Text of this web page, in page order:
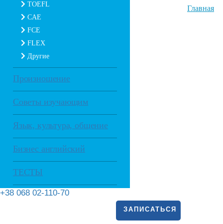
TOEFL
CAE
FCE
FLEX
Другие
Произношение
Советы изучающим
Язык, культура, общение
Бизнес английский
ТЕСТЫ
Главная
+38 068 02-110-70
ЗАПИСАТЬСЯ